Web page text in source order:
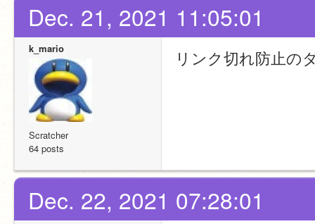
Dec. 21, 2021 11:05:01
k_mario
Scratcher
64 posts
リンク切れ防止の
Dec. 22, 2021 07:28:01